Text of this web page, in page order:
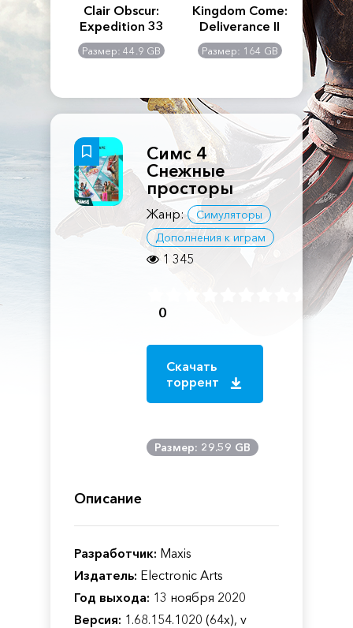
Creed
Clair Obscur:
Expedition 33
Размер: 44.9 GB
Kingdom Come:
Deliverance II
Размер: 164 GB
The
Симс 4
Снежные
просторы
Жанр:
Симуляторы
Дополнения к играм
1 345
0
Скачать
торрент
Размер: 29.59 GB
Описание
Разработчик: Maxis
Издатель: Electronic Arts
Год выхода: 13 ноября 2020
Версия: 1.68.154.1020 (64х), v